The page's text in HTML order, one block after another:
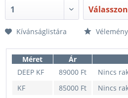
Kívánságlistára Vélemény
Méret Ár
DEEP KF
89000 Ft
Nincs
KF
85000 Ft Nincs